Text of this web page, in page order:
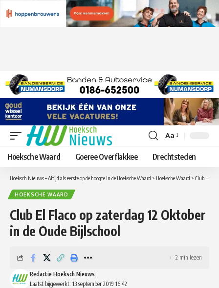
Lettergrootte
aanpassen
Aa
Hoeksche Waard Goeree Overflakkee Drechtsteden
Hoeksch Nieuws – Altijd als eerste op de hoogte in de Hoeksche Waard > Hoeksche Waard > Club El Flaco op zaterdag 12 Oktober in de Oude Bijlschool
HOEKSCHE WAARD
Club El Flaco op zaterdag 12 Oktober
in de Oude Bijlschool
Laatst bijgewerkt: 13 september 2019 16:42
Redactie Hoeksch Nieuws
2 min lezen